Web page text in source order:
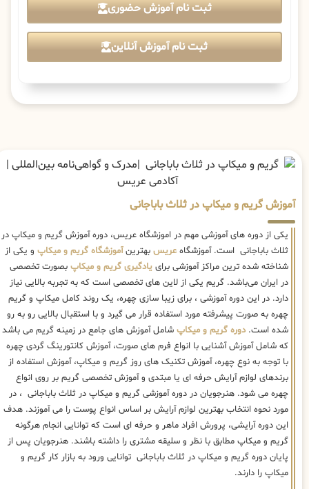
ثبت نام آموزش حضوری
ثبت نام آموزش آنلاین
آموزش گریم و میکاپ در ثلاث باباجانی
یکی از دوره های آموزشی مهم در اموزشگاه عریس، دوره آموزش گریم و میکاپ در
ثلاث باباجانی است. آموزشگاهعریسبهترینآموزشگاه گریم و میکاپو یکی از
شناخته شده ترین مراکز آموزشی براییادگیری گریم و میکاپبصورت تخصصی
در ایران می‌باشد. گریم یکی از لاین های تخصصی است که به تجربه بالایی نیاز
دارد. در این دوره آموزشی ، برای زیبا سازی چهره، یک روند کامل میکاپ و گریم
چهره به صورت پیشرفته مورد استفاده قرار می گیرد و با استقبال بالایی رو به رو
شده است.دوره گریم و میکاپشامل آموزش های جامع در زمینه گریم می باشد
که شامل آموزش آشنایی با انواع فرم های صورت، آموزش کانتورینگ گردی چهره
با توجه به نوع چهره، آموزش تکنیک های روز گریم و میکاپ، آموزش استفاده از
برندهای لوازم آرایش حرفه ای یا مبتدی و آموزش تخصصی گریم بر روی انواع
چهره می شود. هنرجویان در دوره آموزشی گریم و میکاپ در ثلاث باباجانی ، در
مورد نحوه انتخاب بهترین لوازم آرایش بر اساس انواع پوست را می آموزند. هدف
این دوره آرایشی، پرورش افراد ماهر و حرفه ای است که توانایی انجام هرگونه
گریم و میکاپ مطابق با نظر و سلیقه مشتری را داشته باشند. هنرجویان پس از
پایان دوره گریم و میکاپ در ثلاث باباجانی توانایی ورود به بازار کار گریم و
میکاپ را دارند.